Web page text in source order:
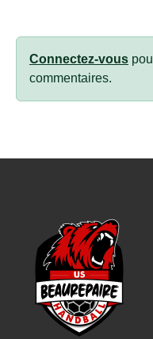
Connectez-vous
commentaires.